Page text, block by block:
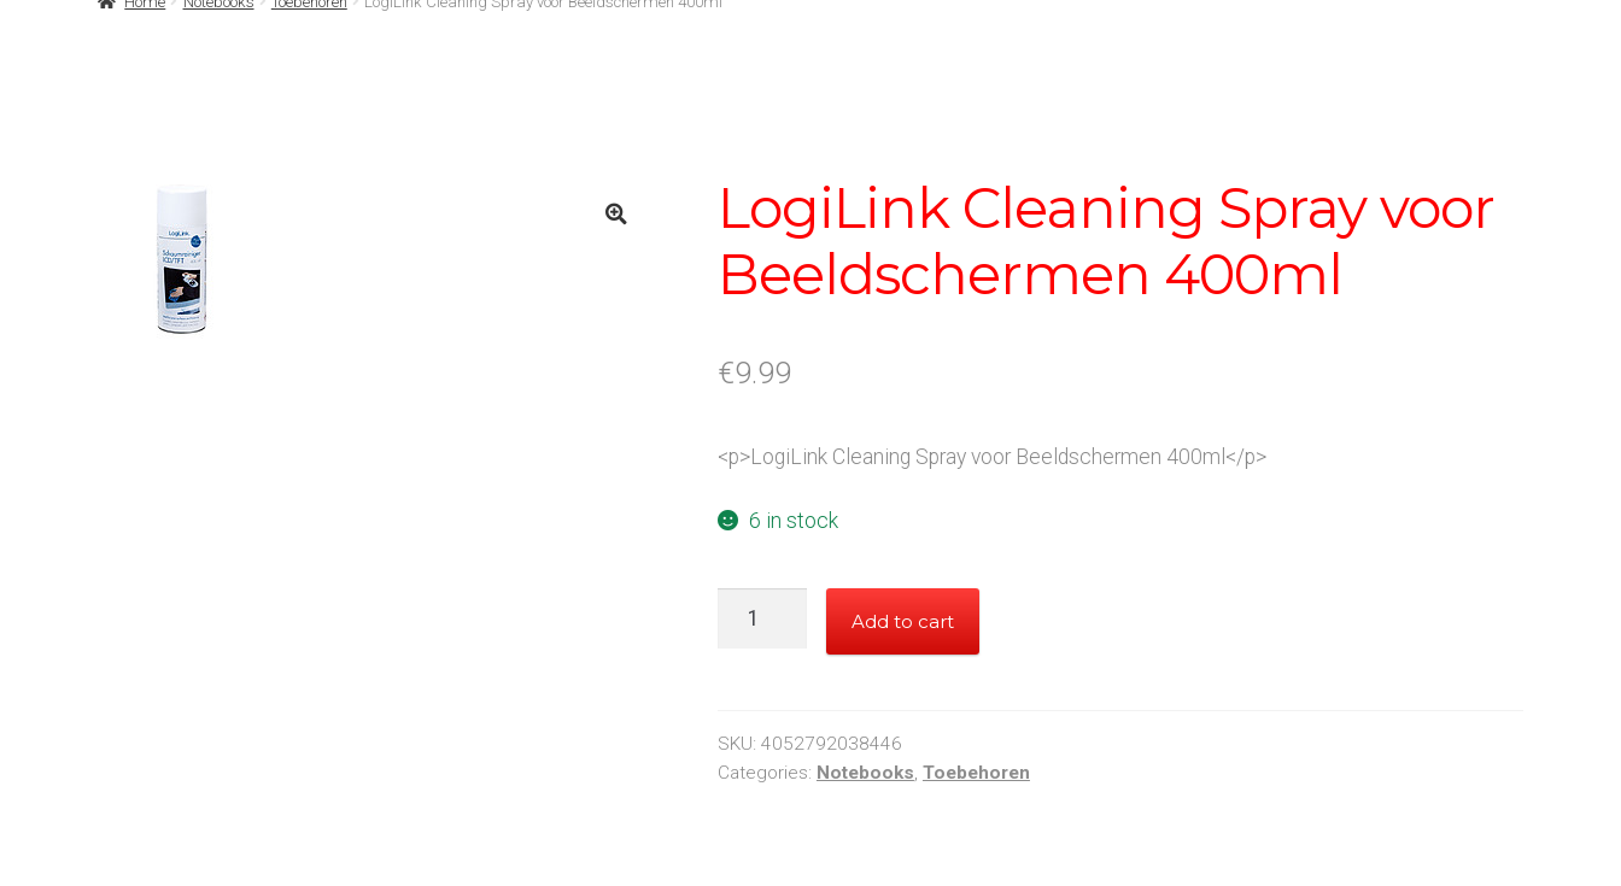
LogiLink Cleaning Spray voor
Beeldschermen 400ml
€9.99
<p>LogiLink Cleaning Spray voor Beeldschermen 400ml</p>
6 in stock
LogiLink
Beeldschermen
400ml
Add to cart
SKU: 4052792038446
Categories: Notebooks, Toebehoren